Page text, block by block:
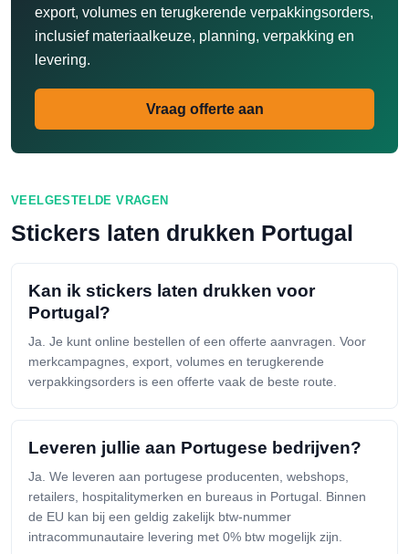
export, volumes en terugkerende verpakkingsorders,
inclusief materiaalkeuze, planning, verpakking en
levering.
Vraag offerte aan
VEELGESTELDE VRAGEN
Stickers laten drukken Portugal
Kan ik stickers laten drukken voor
Portugal?
Ja. Je kunt online bestellen of een offerte aanvragen. Voor
merkcampagnes, export, volumes en terugkerende
verpakkingsorders is een offerte vaak de beste route.
Leveren jullie aan Portugese bedrijven?
Ja. We leveren aan portugese producenten, webshops,
retailers, hospitalitymerken en bureaus in Portugal. Binnen
de EU kan bij een geldig zakelijk btw-nummer
intracommunautaire levering met 0% btw mogelijk zijn.